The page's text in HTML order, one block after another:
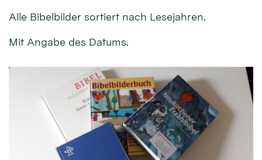
Alle Bibelbilder sortiert nach Lesejahren.
Mit Angabe des Datums.